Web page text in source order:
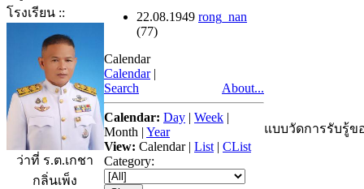
โรงเรียน ::
ว่าที่ ร.ต.เกชา
กลิ่นเพ็ง
22.08.1949 rong_nan
(77)
Calendar
Calendar |
Search
About...
Calendar: Day | Week |
Month | Year
View: Calendar| List | CList
Category:
แบบวัดการรับรู้ข